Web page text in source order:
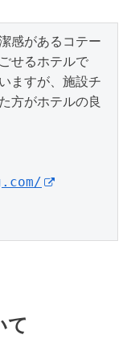
感があるコテー
せるホテルで
ますが、施設チ
方がホテルの良
て